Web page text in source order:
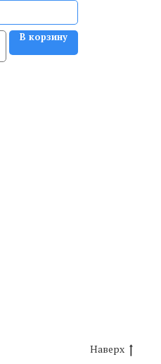
В корзину
Наверх